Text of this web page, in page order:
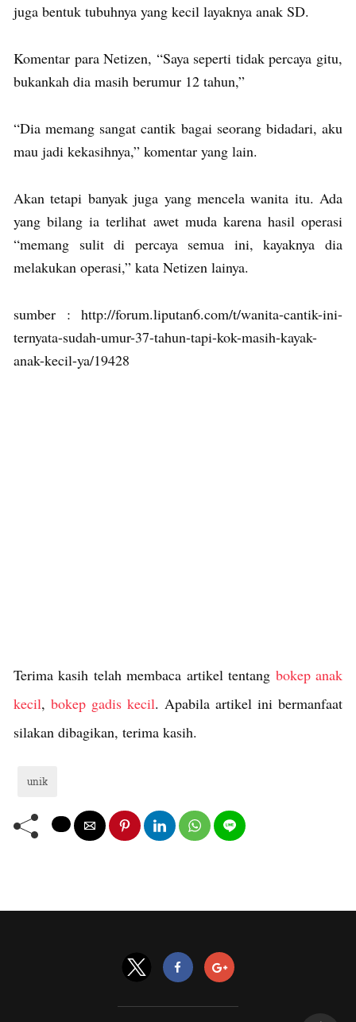
juga bentuk tubuhnya yang kecil layaknya anak SD.
Komentar para Netizen, “Saya seperti tidak percaya gitu,
bukankah dia masih berumur 12 tahun,”
“Dia memang sangat cantik bagai seorang bidadari, aku
mau jadi kekasihnya,” komentar yang lain.
Akan tetapi banyak juga yang mencela wanita itu. Ada
yang bilang ia terlihat awet muda karena hasil operasi
“memang sulit di percaya semua ini, kayaknya dia
melakukan operasi,” kata Netizen lainya.
sumber : http://forum.liputan6.com/t/wanita-cantik-ini-
ternyata-sudah-umur-37-tahun-tapi-kok-masih-kayak-
anak-kecil-ya/19428
Terima kasih telah membaca artikel tentang bokep anak
kecil, bokep gadis kecil. Apabila artikel ini bermanfaat
silakan dibagikan, terima kasih.
unik